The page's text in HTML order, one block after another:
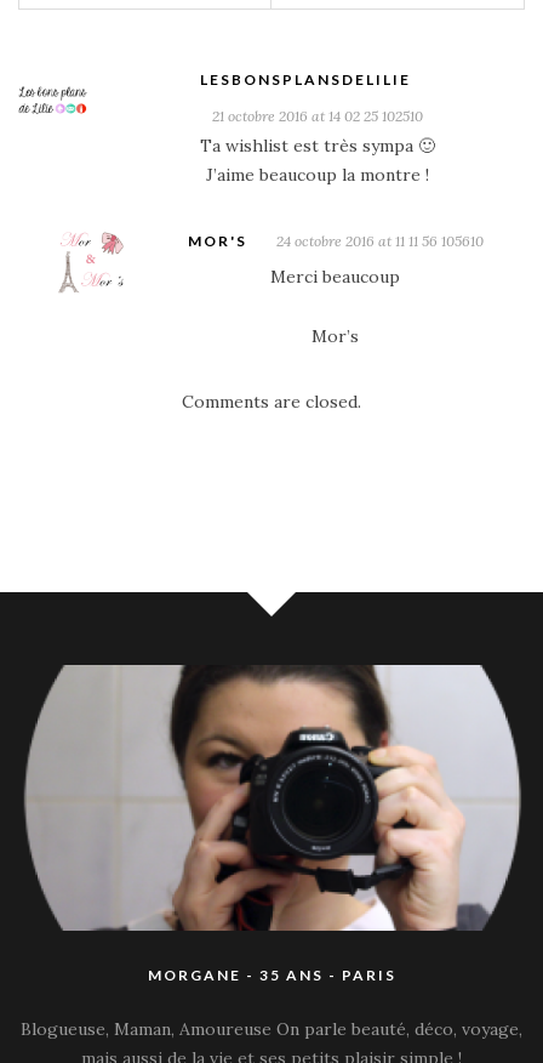
LESBONSPLANSDELILIE
21 octobre 2016 at 14 02 25 102510
Ta wishlist est très sympa 🙂
J’aime beaucoup la montre !
MOR'S 24 octobre 2016 at 11 11 56 105610
Merci beaucoup
Mor’s
Comments are closed.
MORGANE - 35 ANS - PARIS
Blogueuse, Maman, Amoureuse On parle beauté, déco, voyage,
mais aussi de la vie et ses petits plaisir simple !